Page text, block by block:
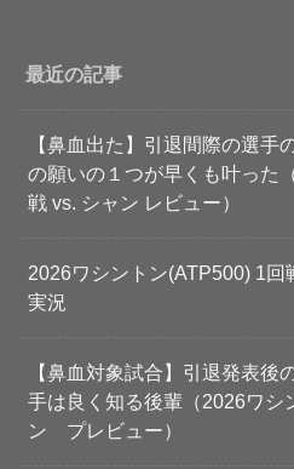
最近の記事
【鼻血出た】引退間際の選手
の願いの１つが早くも叶った
戦 vs. シャン レビュー）
2026ワシントン(ATP500) 1
実況
【鼻血対象試合】引退発表後
手は良く知る後輩（2026ワ
ン プレビュー）